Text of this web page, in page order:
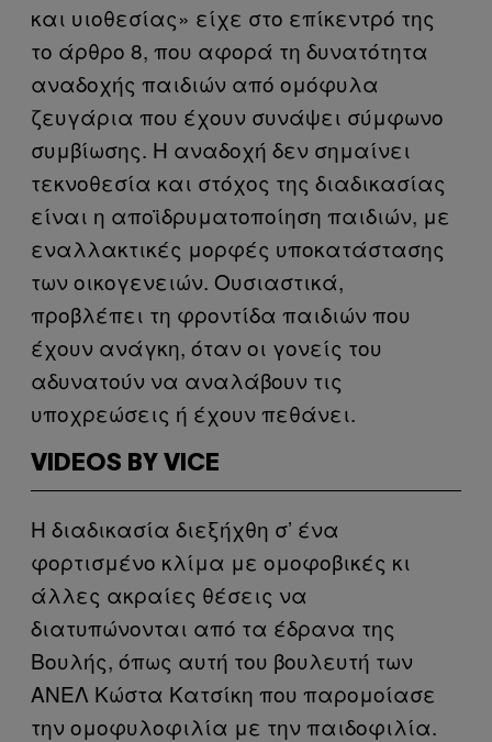
και υιοθεσίας» είχε στο επίκεντρό της
το άρθρο 8, που αφορά τη δυνατότητα
αναδοχής παιδιών από ομόφυλα
ζευγάρια που έχουν συνάψει σύμφωνο
συμβίωσης. Η αναδοχή δεν σημαίνει
τεκνοθεσία και στόχος της διαδικασίας
είναι η αποϊδρυματοποίηση παιδιών, με
εναλλακτικές μορφές υποκατάστασης
των οικογενειών. Ουσιαστικά,
προβλέπει τη φροντίδα παιδιών που
έχουν ανάγκη, όταν οι γονείς του
αδυνατούν να αναλάβουν τις
υποχρεώσεις ή έχουν πεθάνει.
VIDEOS BY VICE
Η διαδικασία διεξήχθη σ’ ένα
φορτισμένο κλίμα με ομοφοβικές κι
άλλες ακραίες θέσεις να
διατυπώνονται από τα έδρανα της
Βουλής, όπως αυτή του βουλευτή των
ΑΝΕΛ Κώστα Κατσίκη που παρομοίασε
την ομοφυλοφιλία με την παιδοφιλία.